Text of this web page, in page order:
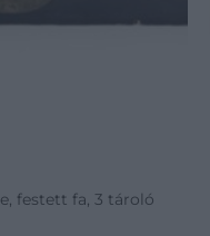
festett fa, 3 tároló